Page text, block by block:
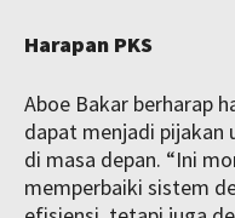
Harapan PKS
Aboe Bakar berharap
dapat menjadi pijakan
di masa depan. “Ini
memperbaiki sistem